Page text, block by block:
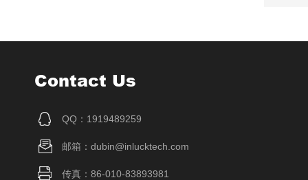
Contact Us
QQ：1919489259
邮箱：dubin@inlucktech.com
传真：86-010-83893981